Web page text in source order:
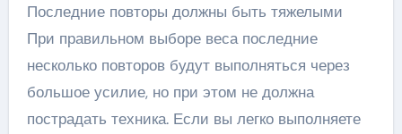
Последние повторы должны быть тяжелыми
При правильном выборе веса последние
несколько повторов будут выполняться через
большое усилие, но при этом не должна
пострадать техника. Если вы легко выполняете